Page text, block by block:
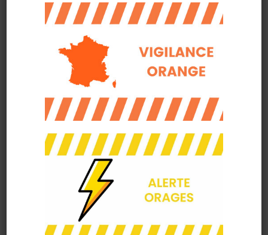
Programme du mercredi 12 janvier de 14h30 à 16h :
atelier junior sur la Coopération, à la Maison des
associations (salle des arts plastiques)
Ouverts à tous les enfants du CP au CM2.
Tarifs : 10€ adhérents FR Pompertuzat / 14€
extérieurs